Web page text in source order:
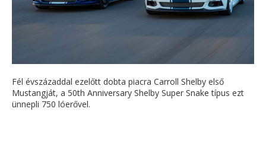
Fél évszázaddal ezelőtt dobta piacra Carroll Shelby első
Mustangját, a 50th Anniversary Shelby Super Snake típus ezt
ünnepli 750 lóerővel.